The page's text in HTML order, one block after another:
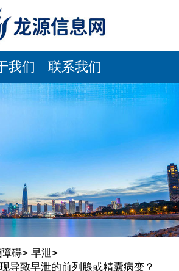
我们 联系我们
碍> 早泄>
导致早泄的前列腺或精囊病变？